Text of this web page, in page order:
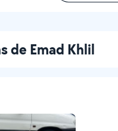
de Emad Khlil